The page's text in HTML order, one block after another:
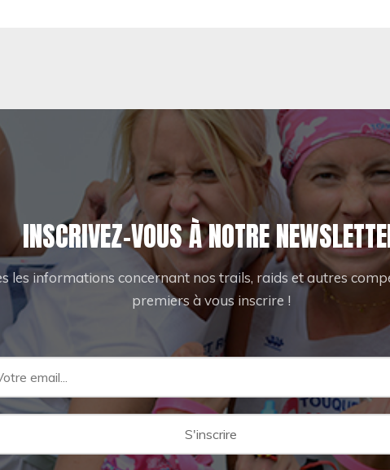
INSCRIVEZ-VOUS À NOTRE
les informations concernant nos trails, raids et autres
premiers à vous inscrire !